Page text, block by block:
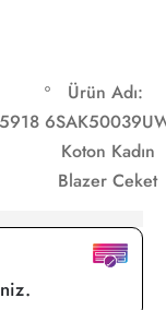
Ürün Adı:
Koton Kadın
Blazer Ceket